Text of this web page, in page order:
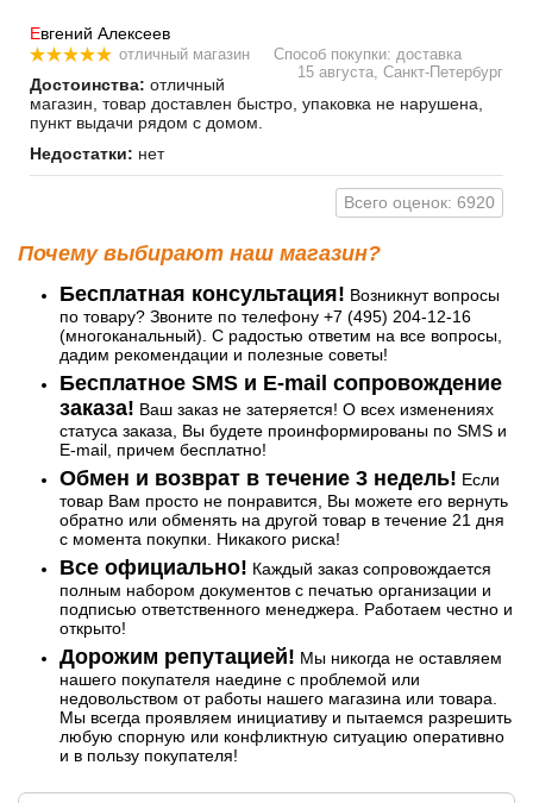
Евгений Алексеев
отличный магазин
Способ покупки: доставка
15 августа, Санкт-Петербург
Достоинства: отличный
магазин, товар доставлен быстро, упаковка не нарушена,
пункт выдачи рядом с домом.
Недостатки: нет
Всего оценок: 6920
Почему выбирают наш магазин?
Бесплатная консультация! Возникнут вопросы
по товару? Звоните по телефону +7 (495) 204-12-16
(многоканальный). С радостью ответим на все вопросы,
дадим рекомендации и полезные советы!
Бесплатное SMS и E-mail сопровождение
заказа! Ваш заказ не затеряется! О всех изменениях
статуса заказа, Вы будете проинформированы по SMS и
E-mail, причем бесплатно!
Обмен и возврат в течение 3 недель! Если
товар Вам просто не понравится, Вы можете его вернуть
обратно или обменять на другой товар в течение 21 дня
с момента покупки. Никакого риска!
Все официально! Каждый заказ сопровождается
полным набором документов с печатью организации и
подписью ответственного менеджера. Работаем честно и
открыто!
Дорожим репутацией! Мы никогда не оставляем
нашего покупателя наедине с проблемой или
недовольством от работы нашего магазина или товара.
Мы всегда проявляем инициативу и пытаемся разрешить
любую спорную или конфликтную ситуацию оперативно
и в пользу покупателя!